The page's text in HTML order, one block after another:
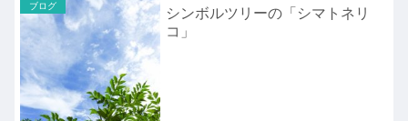
ブログ
シンボルツリーの「シマトネリ
コ」